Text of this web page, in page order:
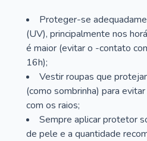
Proteger-se
(UV), principalmente nos
é maior (evitar o -contato
16h);
Vestir roupas que
(como sombrinha) para
com os raios;
Sempre aplicar protetor
de pele e a quantidade